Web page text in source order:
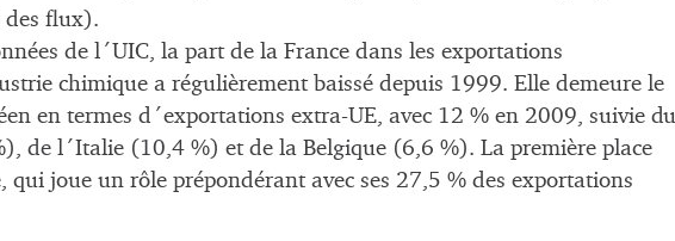
des flux).
de l´UIC, la part de la France dans les exportations
chimique a régulièrement baissé depuis 1999. Elle demeure le
en termes d´exportations extra-UE, avec 12 % en 2009, suivie du
de l´Italie (10,4 %) et de la Belgique (6,6 %). La première place
qui joue un rôle prépondérant avec ses 27,5 % des exportations